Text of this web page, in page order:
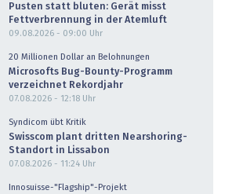
Pusten statt bluten: Gerät misst
Fettverbrennung in der Atemluft
09.08.2026 - 09:00 Uhr
20 Millionen Dollar an Belohnungen
Microsofts Bug-Bounty-Programm
verzeichnet Rekordjahr
07.08.2026 - 12:18 Uhr
Syndicom übt Kritik
Swisscom plant dritten Nearshoring-
Standort in Lissabon
07.08.2026 - 11:24 Uhr
Innosuisse-"Flagship"-Projekt